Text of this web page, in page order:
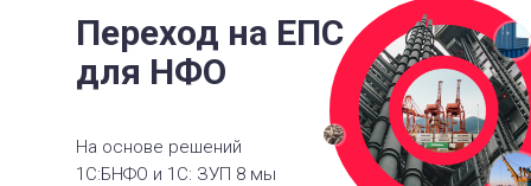
Переход на ЕПС
для НФО
На основе решений
1С:БНФО и 1С: ЗУП 8 мы